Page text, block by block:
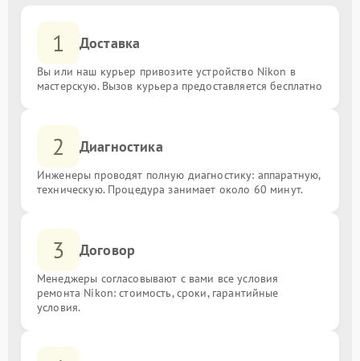
1 Доставка
Вы или наш курьер привозите устройство Nikon в
мастерскую. Вызов курьера предоставляется бесплатно
2 Диагностика
Инженеры проводят полную диагностику: аппаратную,
техническую. Процедура занимает около 60 минут.
3 Договор
Менеджеры согласовывают с вами все условия
ремонта Nikon: стоимость, сроки, гарантийные
условия.